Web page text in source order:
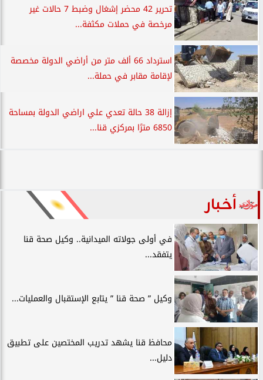
تحرير 42 محضر إشغال وضبط 7 حالات غير
مرخصة في حملات مكثفة...
استرداد 66 ألف متر من أراضي الدولة مخصصة
لإقامة مقابر في حملة...
إزالة 38 حالة تعدي علي اراضي الدولة بمساحة
6850 مترًا بمركزي قنا...
أخبار
في أولى جولاته الميدانية.. وكيل صحة قنا
يتفقد...
وكيل ” صحة قنا ” يتابع الإستقبال والعمليات...
محافظ قنا يشهد تدريب المختصين على تطبيق
دليل...